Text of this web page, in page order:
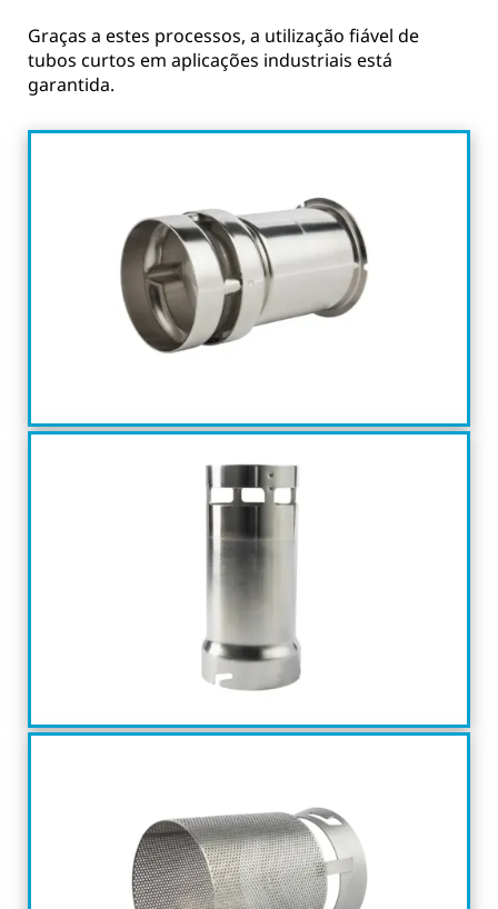
Graças a estes processos, a utilização fiável de
tubos curtos em aplicações industriais está
garantida.